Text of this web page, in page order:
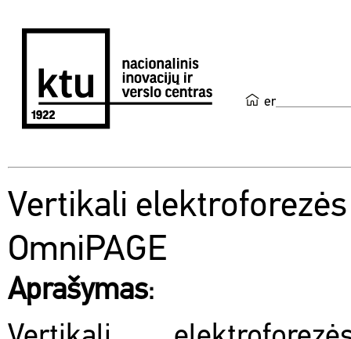
en
Vertikali
OmniPAGE
Aprašymas: